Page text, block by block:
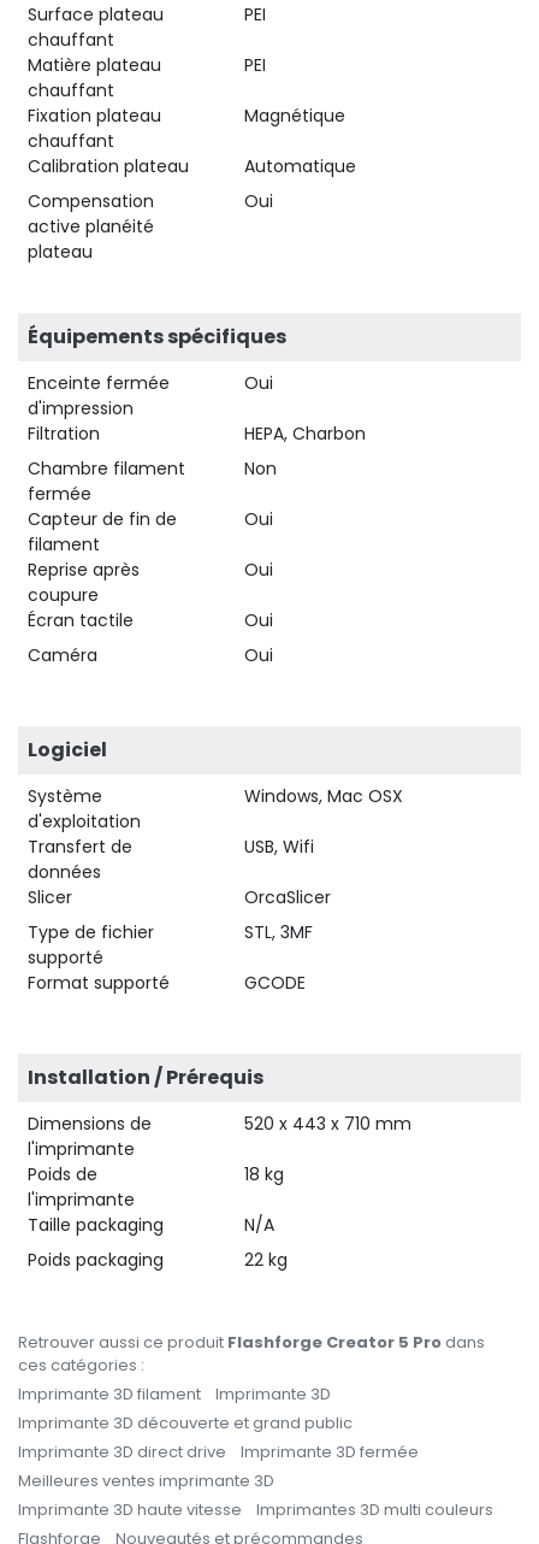
Surface plateau
chauffant
PEI
Matière plateau
chauffant
PEI
Fixation plateau
chauffant
Magnétique
Calibration plateau
Automatique
Compensation
active planéité
plateau
Oui
Équipements spécifiques
Enceinte fermée
d'impression
Oui
Filtration
HEPA, Charbon
Chambre filament
fermée
Non
Capteur de fin de
filament
Oui
Reprise après
coupure
Oui
Écran tactile
Oui
Caméra
Oui
Logiciel
Système
d'exploitation
Windows, Mac OSX
Transfert de
données
USB, Wifi
Slicer
OrcaSlicer
Type de fichier
supporté
STL, 3MF
Format supporté GCODE
Installation / Prérequis
Dimensions de
l'imprimante
520 x 443 x 710 mm
Poids de
l'imprimante
18 kg
Taille packaging
N/A
Poids packaging
22 kg
Retrouver aussi ce produit Flashforge Creator 5 Prodans
ces catégories :
Imprimante 3D filament
Imprimante 3D
Imprimante 3D découverte et grand public
Imprimante 3D direct drive
Imprimante 3D fermée
Meilleures ventes imprimante 3D
Imprimante 3D haute vitesse
Imprimantes 3D multi couleurs
Flashforge
Nouveautés et précommandes